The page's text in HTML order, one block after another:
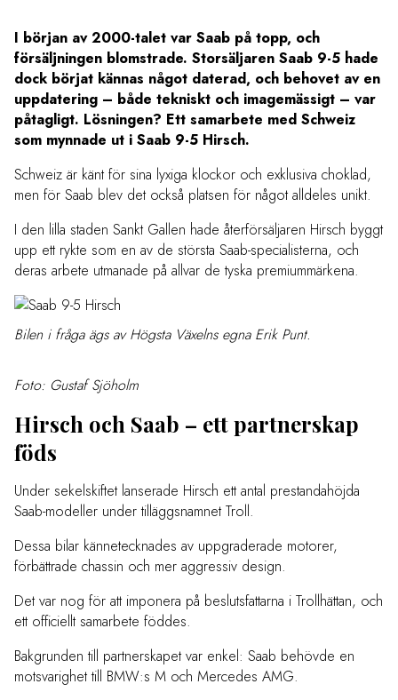
I början av 2000-talet var Saab på topp, och
försäljningen blomstrade. Storsäljaren Saab 9-5 hade
dock börjat kännas något daterad, och behovet av en
uppdatering – både tekniskt och imagemässigt – var
påtagligt. Lösningen? Ett samarbete med Schweiz
som mynnade ut i Saab 9-5 Hirsch.
Schweiz är känt för sina lyxiga klockor och exklusiva choklad,
men för Saab blev det också platsen för något alldeles unikt.
I den lilla staden Sankt Gallen hade återförsäljaren Hirsch byggt
upp ett rykte som en av de största Saab-specialisterna, och
deras arbete utmanade på allvar de tyska premiummärkena.
Bilen i fråga ägs av Högsta Växelns egna Erik Punt.
Foto: Gustaf Sjöholm
Hirsch och Saab – ett partnerskap
föds
Under sekelskiftet lanserade Hirsch ett antal prestandahöjda
Saab-modeller under tilläggsnamnet Troll.
Dessa bilar kännetecknades av uppgraderade motorer,
förbättrade chassin och mer aggressiv design.
Det var nog för att imponera på beslutsfattarna i Trollhättan, och
ett officiellt samarbete föddes.
Bakgrunden till partnerskapet var enkel: Saab behövde en
motsvarighet till BMW:s M och Mercedes AMG.